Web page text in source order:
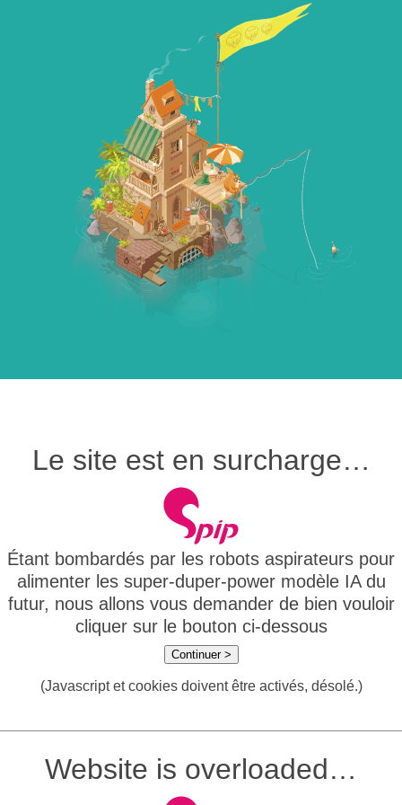
Le site est en surcharge…
Étant bombardés par les robots aspirateurs pour
alimenter les super-duper-power modèle IA du
futur, nous allons vous demander de bien vouloir
cliquer sur le bouton ci-dessous
Continuer >
(Javascript et cookies doivent être activés, désolé.)
Website is overloaded…